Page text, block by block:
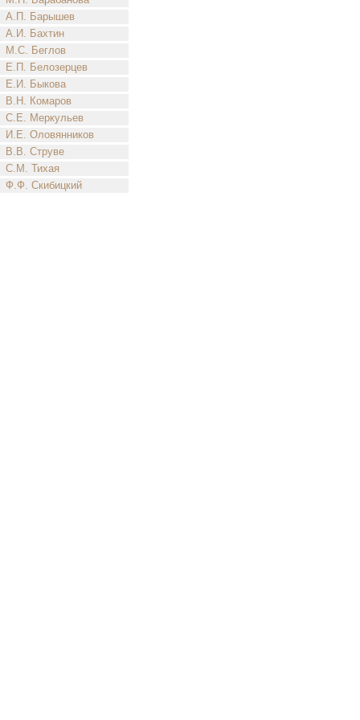
А.П. Барышев
А.И. Бахтин
М.С. Беглов
Е.П. Белозерцев
Е.И. Быкова
В.Н. Комаров
С.Е. Меркульев
И.Е. Оловянников
В.В. Струве
С.М. Тихая
Ф.Ф. Скибицкий